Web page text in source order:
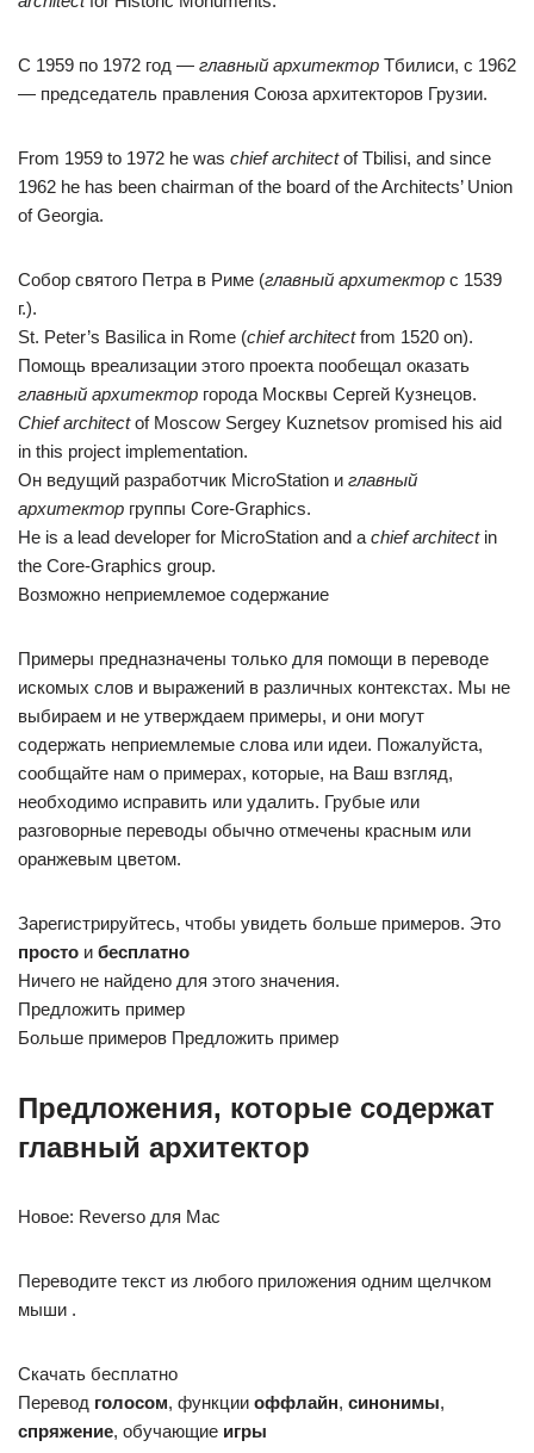
С 1959 по 1972 год — главный архитектор Тбилиси, с 1962
— председатель правления Союза архитекторов Грузии.
From 1959 to 1972 he was chief architectof Tbilisi, and since
1962 he has been chairman of the board of the Architects’ Union
of Georgia.
Собор святого Петра в Риме (главный архитектор с 1539
г.).
St. Peter’s Basilica in Rome (chief architectfrom 1520 on).
Помощь вреализации этого проекта пообещал оказать
главный архитектор города Москвы Сергей Кузнецов.
Chief architectof Moscow Sergey Kuznetsov promised his aid
in this project implementation.
Он ведущий разработчик MicroStation и главный
архитектор группы Core-Graphics.
He is a lead developer for MicroStation and a chief architectin
the Core-Graphics group.
Возможно неприемлемое содержание
Примеры предназначены только для помощи в переводе
искомых слов и выражений в различных контекстах. Мы не
выбираем и не утверждаем примеры, и они могут
содержать неприемлемые слова или идеи. Пожалуйста,
сообщайте нам о примерах, которые, на Ваш взгляд,
необходимо исправить или удалить. Грубые или
разговорные переводы обычно отмечены красным или
оранжевым цветом.
Зарегистрируйтесь, чтобы увидеть больше примеров. Это
просто и бесплатно
Ничего не найдено для этого значения.
Предложить пример
Больше примеров Предложить пример
Предложения, которые содержат
главный архитектор
Новое: Reverso для Mac
Переводите текст из любого приложения одним щелчком
мыши .
Скачать бесплатно
Перевод голосом, функции оффлайн, синонимы,
спряжение, обучающие игры